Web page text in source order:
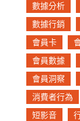
數據分析
數據行銷
會員卡
會員數據
會員洞察
消費者行為
短影音